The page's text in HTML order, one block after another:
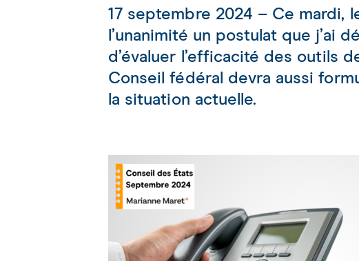
17 septembre 2024 – Ce mardi,
l’unanimité un postulat que j’ai
d’évaluer l’efficacité des outils
Conseil fédéral devra aussi
la situation actuelle.